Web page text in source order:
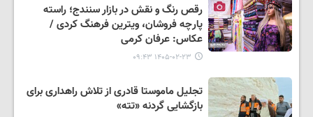
رقص رنگ و نقش در بازار سنندج؛ راسته
پارچه فروشان، ویترین فرهنگ کردی /
عکاس: عرفان کرمی
۱۴۰۵-۰۲-۲۳ ۰۹:۴۳
تجلیل ماموستا قادری از تلاش راهداری برای
بازگشایی گردنه «تته»